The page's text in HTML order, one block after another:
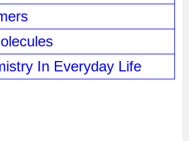
In Everyday Life